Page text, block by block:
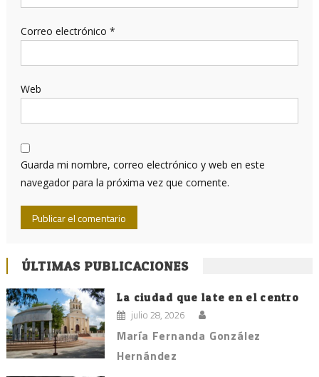
Correo electrónico *
Web
Guarda mi nombre, correo electrónico y web en este
navegador para la próxima vez que comente.
ÚLTIMAS PUBLICACIONES
La ciudad que late en el centro
julio 28, 2026
María Fernanda González
Hernández